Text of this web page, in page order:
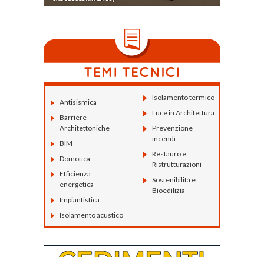
Antisismica
Barriere
Architettoniche
BIM
Domotica
Efficienza
energetica
Impiantistica
Isolamento acustico
Isolamento termico
Luce in Architettura
Prevenzione
incendi
Restauro e
Ristrutturazioni
Sostenibilità e
Bioedilizia